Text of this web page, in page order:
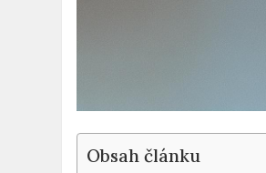
Obsah článku